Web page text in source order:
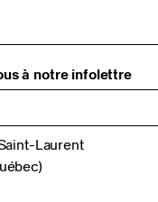
à notre infolettre
Laurent